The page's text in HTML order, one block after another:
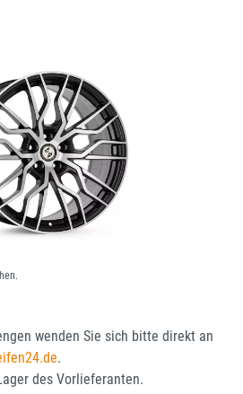
wenden Sie sich bitte direkt an
.
des Vorlieferanten.